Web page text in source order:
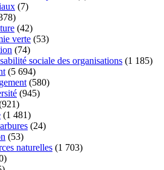
(7)
(42)
verte (53)
(74)
sociale des organisations (1 185)
(5 694)
(580)
(945)
(1 481)
(24)
(53)
naturelles (1 703)